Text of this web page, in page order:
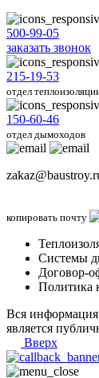
500-99-05
заказать звонок
215-19-53
отдел
150-60-46
отдел дымоходов
копировать почту
Системы
Договор-
Политика
Вся
является
Вверх